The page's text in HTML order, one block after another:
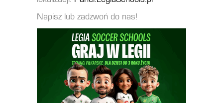
Napisz lub zadzwoń do nas!